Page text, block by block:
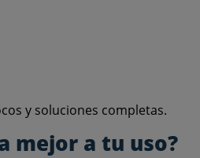
y soluciones completas.
mejor a tu uso?